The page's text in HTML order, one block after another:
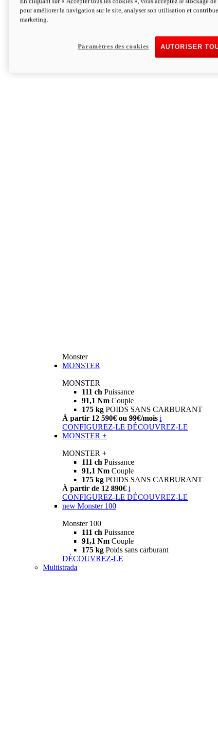
Hypermotard V2 SP 100
Découvrez-le
Monster
MONSTER
MONSTER
111 ch Puissance
91,1 Nm Couple
175 kg POIDS SANS CARBURANT
À partir 12 590€ ou 99€/mois i
CONFIGUREZ-LE DÉCOUVREZ-LE
MONSTER +
MONSTER +
111 ch Puissance
91,1 Nm Couple
175 kg POIDS SANS CARBURANT
À partir de 12 890€ i
CONFIGUREZ-LE DÉCOUVREZ-LE
new Monster 100
Monster 100
111 ch Puissance
91,1 Nm Couple
175 kg Poids sans carburant
DÉCOUVREZ-LE
Multistrada
pour améliorer la navigation sur le site, analyser son utilisation et
marketing.
AUTORISER
Paramètres des cookies